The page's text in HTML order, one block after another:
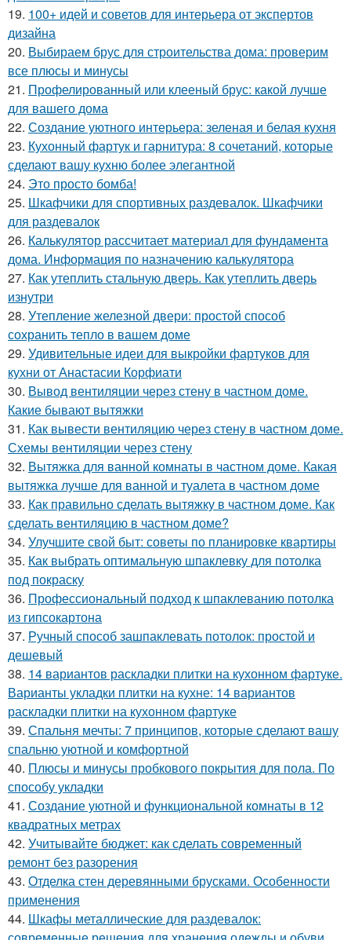
19. 100+ идей и советов для интерьера от экспертов
дизайна
20. Выбираем брус для строительства дома: проверим
все плюсы и минусы
21. Профелированный или клееный брус: какой лучше
для вашего дома
22. Создание уютного интерьера: зеленая и белая кухня
23. Кухонный фартук и гарнитура: 8 сочетаний, которые
сделают вашу кухню более элегантной
24. Это просто бомба!
25. Шкафчики для спортивных раздевалок. Шкафчики
для раздевалок
26. Калькулятор рассчитает материал для фундамента
дома. Информация по назначению калькулятора
27. Как утеплить стальную дверь. Как утеплить дверь
изнутри
28. Утепление железной двери: простой способ
сохранить тепло в вашем доме
29. Удивительные идеи для выкройки фартуков для
кухни от Анастасии Корфиати
30. Вывод вентиляции через стену в частном доме.
Какие бывают вытяжки
31. Как вывести вентиляцию через стену в частном доме.
Схемы вентиляции через стену
32. Вытяжка для ванной комнаты в частном доме. Какая
вытяжка лучше для ванной и туалета в частном доме
33. Как правильно сделать вытяжку в частном доме. Как
сделать вентиляцию в частном доме?
34. Улучшите свой быт: советы по планировке квартиры
35. Как выбрать оптимальную шпаклевку для потолка
под покраску
36. Профессиональный подход к шпаклеванию потолка
из гипсокартона
37. Ручный способ зашпаклевать потолок: простой и
дешевый
38. 14 вариантов раскладки плитки на кухонном фартуке.
Варианты укладки плитки на кухне: 14 вариантов
раскладки плитки на кухонном фартуке
39. Спальня мечты: 7 принципов, которые сделают вашу
спальню уютной и комфортной
40. Плюсы и минусы пробкового покрытия для пола. По
способу укладки
41. Создание уютной и функциональной комнаты в 12
квадратных метрах
42. Учитывайте бюджет: как сделать современный
ремонт без разорения
43. Отделка стен деревянными брусками. Особенности
применения
44. Шкафы металлические для раздевалок: